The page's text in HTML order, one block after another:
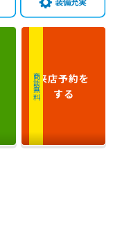
商談無料来店予約を
する